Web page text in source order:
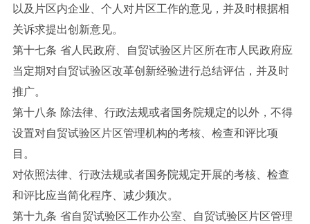
以及片区内企业、个人对片区工作的意见，并及时根据相
关诉求提出创新意见。
第十七条 省人民政府、自贸试验区片区所在市人民政府应
当定期对自贸试验区改革创新经验进行总结评估，并及时
推广。
第十八条 除法律、行政法规或者国务院规定的以外，不得
设置对自贸试验区片区管理机构的考核、检查和评比项
目。
对依照法律、行政法规或者国务院规定开展的考核、检查
和评比应当简化程序、减少频次。
第十九条 省自贸试验区工作办公室、自贸试验区片区管理